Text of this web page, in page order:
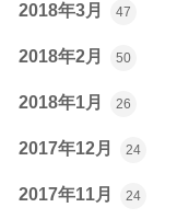
2018年3月 47
2018年2月 50
2018年1月 26
2017年12月 24
2017年11月 24